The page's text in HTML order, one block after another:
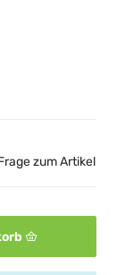
zum Artikel